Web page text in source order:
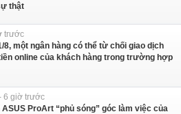
thật
trước
8, một ngân hàng có thể từ chối giao dịch
online của khách hàng trong trường hợp
6 giờ trước
ProArt “phủ sóng” góc làm việc của